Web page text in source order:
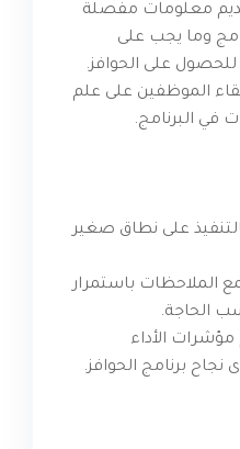
معلومات مفصلة
وما يجب على
على الحوافز.
الموظفين على علم
في البرنامج.
على نطاق صغير
الملاحظات باستمرار
الحاجة.
مؤشرات الأداء
برنامج الحوافز.